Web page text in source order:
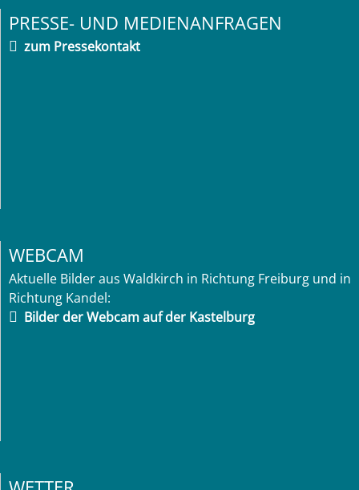
PRESSE- UND MEDIENANFRAGEN
zum Pressekontakt
WEBCAM
Aktuelle Bilder aus Waldkirch in Richtung Freiburg und in
Richtung Kandel:
Bilder der Webcam auf der Kastelburg